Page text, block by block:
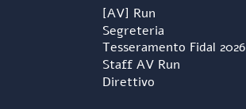
[AV] Run
Segreteria
Tesseramento Fidal 2026
Staff AV Run
Direttivo